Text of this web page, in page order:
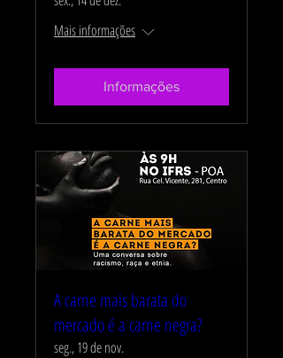
Mais informações
Informações
A carne mais barata do
mercado é a carne negra?
seg., 19 de nov.